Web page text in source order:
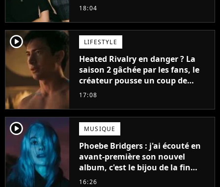
18:04
player2 LIFESTYLE
Heated Rivalry en danger ? La
saison 2 gâchée par les fans, le
créateur pousse un coup de
gueule
17:08
player2 MUSIQUE
Phoebe Bridgers : j'ai écouté en
avant-première son nouvel
album, c'est le bijou de la fin
d'été
16:26